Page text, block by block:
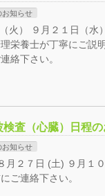
お知らせ
火） ９月２１日（水
栄養士が丁寧にご説
絡下さい。
検査（心臓）日程
お知らせ
２７日 (土) ９月１０
ご連絡下さい。